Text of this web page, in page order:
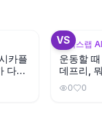
카플
다를
VS
뷰틱스랩 AI
운동할
데프리,
0 0